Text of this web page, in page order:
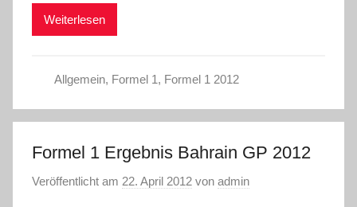
Weiterlesen
Allgemein, Formel 1, Formel 1 2012
Formel 1 Ergebnis Bahrain GP 2012
Veröffentlicht am 22. April 2012 von admin